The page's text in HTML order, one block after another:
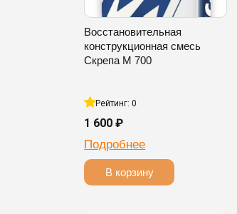
Восстановительная
конструкционная смесь
Скрепа М 700
Рейтинг: 0
1 600 ₽
Подробнее
В корзину